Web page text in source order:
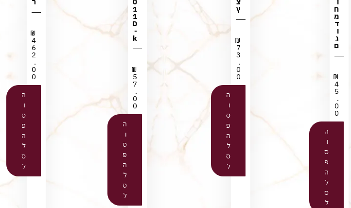
ח
מ
ד
ו
ג
ם
₪
4
5
.
0
0
ה
ו
ס
פ
ה
ל
ס
ל
ץ
₪
7
3
.
0
0
ה
ו
ס
פ
ה
ל
ס
ל
1
1
D
-
k
₪
5
7
.
0
0
ה
ו
ס
פ
ה
ל
ס
ל
₪
4
6
2
.
0
0
ה
ו
ס
פ
ה
ל
ס
ל